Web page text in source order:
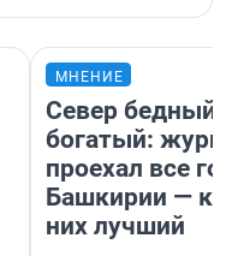
МНЕНИЕ
Север бедный,
богатый:
проехал все
Башкирии —
них лучший